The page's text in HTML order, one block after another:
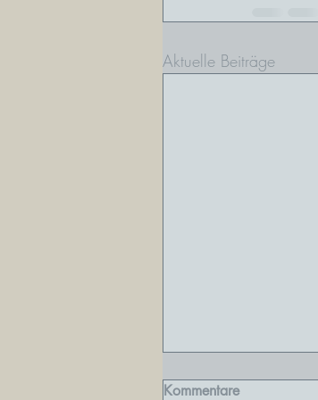
Aktuelle Beiträge
Stärker als gedacht
Kommentare